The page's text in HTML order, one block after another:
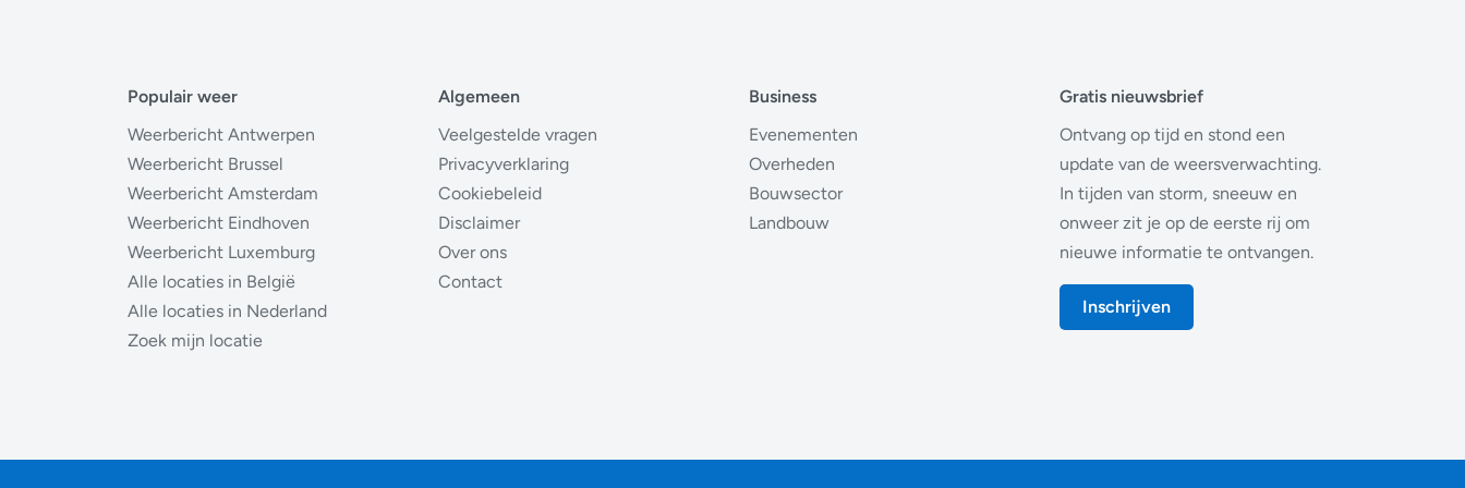
Populair weer
Weerbericht Antwerpen
Weerbericht Brussel
Weerbericht Amsterdam
Weerbericht Eindhoven
Weerbericht Luxemburg
Alle locaties in België
Alle locaties in Nederland
Zoek mijn locatie
Algemeen
Veelgestelde vragen
Privacyverklaring
Cookiebeleid
Disclaimer
Over ons
Contact
Business
Evenementen
Overheden
Bouwsector
Landbouw
Gratis nieuwsbrief
Ontvang op tijd en stond een
update van de weersverwachting.
In tijden van storm, sneeuw en
onweer zit je op de eerste rij om
nieuwe informatie te ontvangen.
Inschrijven